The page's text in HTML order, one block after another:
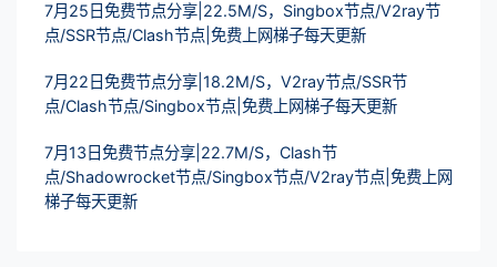
7月25日免费节点分享|22.5M/S，Singbox节点/V2ray节
点/SSR节点/Clash节点|免费上网梯子每天更新
7月22日免费节点分享|18.2M/S，V2ray节点/SSR节
点/Clash节点/Singbox节点|免费上网梯子每天更新
7月13日免费节点分享|22.7M/S，Clash节
点/Shadowrocket节点/Singbox节点/V2ray节点|免费上网
梯子每天更新